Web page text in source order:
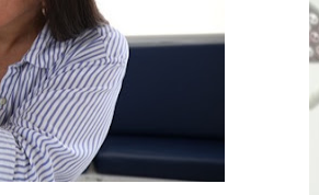
verificar la cobertura móvil de tu
A FACILIDADES DE PAGO Y
FACILIDADES DE PAGO PARA
con escolares y padres